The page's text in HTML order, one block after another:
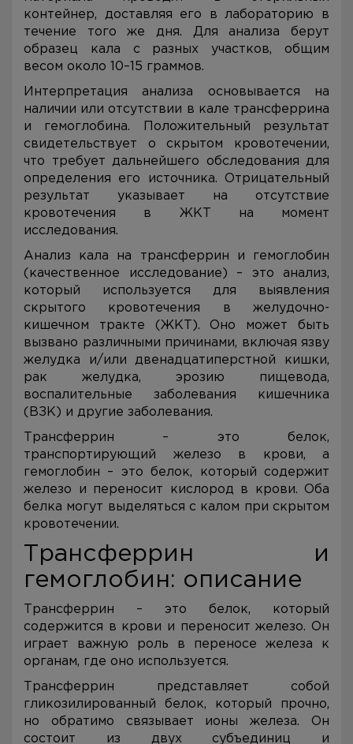
контейнер, доставляя его в лабораторию в
течение того же дня. Для анализа берут
образец кала с разных участков, общим
весом около 10–15 граммов.
Интерпретация анализа основывается на
наличии или отсутствии в кале трансферрина
и гемоглобина. Положительный результат
свидетельствует о скрытом кровотечении,
что требует дальнейшего обследования для
определения его источника. Отрицательный
результат указывает на отсутствие
кровотечения в ЖКТ на момент
исследования.
Анализ кала на трансферрин и гемоглобин
(качественное исследование) – это анализ,
который используется для выявления
скрытого кровотечения в желудочно-
кишечном тракте (ЖКТ). Оно может быть
вызвано различными причинами, включая язву
желудка и/или двенадцатиперстной кишки,
рак желудка, эрозию пищевода,
воспалительные заболевания кишечника
(ВЗК) и другие заболевания.
Трансферрин – это белок,
транспортирующий железо в крови, а
гемоглобин – это белок, который содержит
железо и переносит кислород в крови. Оба
белка могут выделяться с калом при скрытом
кровотечении.
Трансферрин и
гемоглобин: описание
Трансферрин – это белок, который
содержится в крови и переносит железо. Он
играет важную роль в переносе железа к
органам, где оно используется.
Трансферрин представляет собой
гликозилированный белок, который прочно,
но обратимо связывает ионы железа. Он
состоит из двух субъединиц и